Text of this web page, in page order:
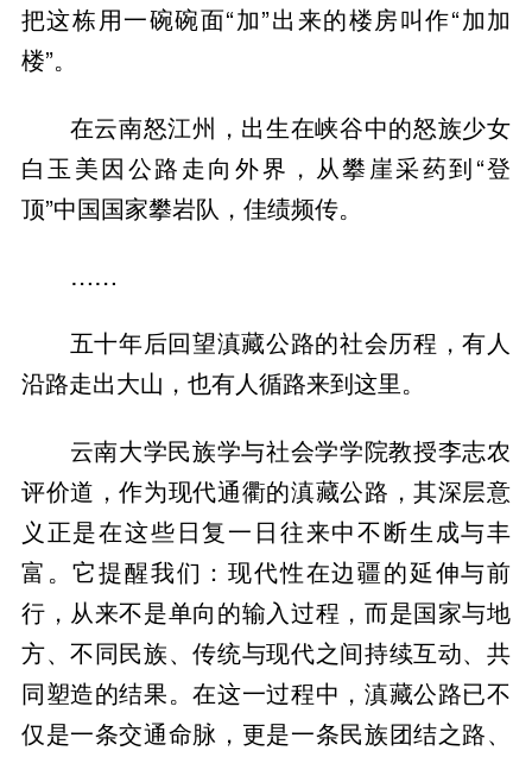
把这栋用一碗碗面“加”出来的楼房叫作“加加
楼”。
在云南怒江州，出生在峡谷中的怒族少女
白玉美因公路走向外界，从攀崖采药到“登
顶”中国国家攀岩队，佳绩频传。
……
五十年后回望滇藏公路的社会历程，有人
沿路走出大山，也有人循路来到这里。
云南大学民族学与社会学学院教授李志农
评价道，作为现代通衢的滇藏公路，其深层意
义正是在这些日复一日往来中不断生成与丰
富。它提醒我们：现代性在边疆的延伸与前
行，从来不是单向的输入过程，而是国家与地
方、不同民族、传统与现代之间持续互动、共
同塑造的结果。在这一过程中，滇藏公路已不
仅是一条交通命脉，更是一条民族团结之路、